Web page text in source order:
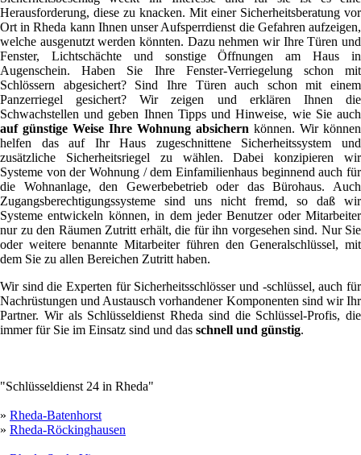
Herausforderung, diese zu knacken. Mit einer Sicherheitsberatung vor
Ort in Rheda kann Ihnen unser Aufsperrdienst die Gefahren aufzeigen,
welche ausgenutzt werden könnten. Dazu nehmen wir Ihre Türen und
Fenster, Lichtschächte und sonstige Öffnungen am Haus in
Augenschein. Haben Sie Ihre Fenster-Verriegelung schon mit
Schlössern abgesichert? Sind Ihre Türen auch schon mit einem
Panzerriegel gesichert? Wir zeigen und erklären Ihnen die
Schwachstellen und geben Ihnen Tipps und Hinweise, wie Sie auch
auf günstige Weise Ihre Wohnung absichern können. Wir können
helfen das auf Ihr Haus zugeschnittene Sicherheitssystem und
zusätzliche Sicherheitsriegel zu wählen. Dabei konzipieren wir
Systeme von der Wohnung / dem Einfamilienhaus beginnend auch für
die Wohnanlage, den Gewerbebetrieb oder das Bürohaus. Auch
Zugangsberechtigungssysteme sind uns nicht fremd, so daß wir
Systeme entwickeln können, in dem jeder Benutzer oder Mitarbeiter
nur zu den Räumen Zutritt erhält, die für ihn vorgesehen sind. Nur Sie
oder weitere benannte Mitarbeiter führen den Generalschlüssel, mit
dem Sie zu allen Bereichen Zutritt haben.
Wir sind die Experten für Sicherheitsschlösser und -schlüssel, auch für
Nachrüstungen und Austausch vorhandener Komponenten sind wir Ihr
Partner. Wir als Schlüsseldienst Rheda sind die Schlüssel-Profis, die
immer für Sie im Einsatz sind und das schnell und günstig.
"Schlüsseldienst 24 in Rheda"
» Rheda-Batenhorst
» Rheda-Röckinghausen